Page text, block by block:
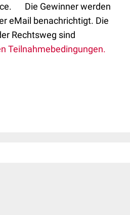
Die Gewinner werden
eMail benachrichtigt. Die
Rechtsweg sind
Teilnahmebedingungen.